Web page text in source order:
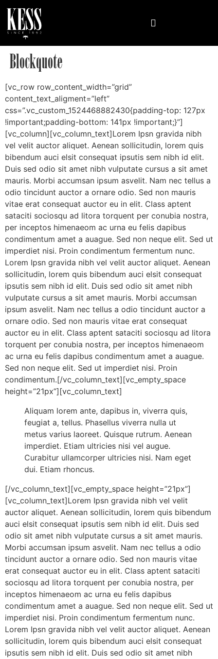
Blockquote
[vc_row row_content_width=”grid”
content_text_aligment=”left”
css=”.vc_custom_1524468882430{padding-top: 127px
!important;padding-bottom: 141px !important;}”]
[vc_column][vc_column_text]Lorem Ipsn gravida nibh
vel velit auctor aliquet. Aenean sollicitudin, lorem quis
bibendum auci elsit consequat ipsutis sem nibh id elit.
Duis sed odio sit amet nibh vulputate cursus a sit amet
mauris. Morbi accumsan ipsum asvelit. Nam nec tellus a
odio tincidunt auctor a ornare odio. Sed non mauris
vitae erat consequat auctor eu in elit. Class aptent
sataciti sociosqu ad litora torquent per conubia nostra,
per inceptos himenaeom ac urna eu felis dapibus
condimentum amet a auague. Sed non neque elit. Sed ut
imperdiet nisi. Proin condimentum fermentum nunc.
Lorem Ipsn gravida nibh vel velit auctor aliquet. Aenean
sollicitudin, lorem quis bibendum auci elsit consequat
ipsutis sem nibh id elit. Duis sed odio sit amet nibh
vulputate cursus a sit amet mauris. Morbi accumsan
ipsum asvelit. Nam nec tellus a odio tincidunt auctor a
ornare odio. Sed non mauris vitae erat consequat
auctor eu in elit. Class aptent sataciti sociosqu ad litora
torquent per conubia nostra, per inceptos himenaeom
ac urna eu felis dapibus condimentum amet a auague.
Sed non neque elit. Sed ut imperdiet nisi. Proin
condimentum.[/vc_column_text][vc_empty_space
height=”21px”][vc_column_text]
Aliquam lorem ante, dapibus in, viverra quis,
feugiat a, tellus. Phasellus viverra nulla ut
metus varius laoreet. Quisque rutrum. Aenean
imperdiet. Etiam ultricies nisi vel augue.
Curabitur ullamcorper ultricies nisi. Nam eget
dui. Etiam rhoncus.
[/vc_column_text][vc_empty_space height=”21px”]
[vc_column_text]Lorem Ipsn gravida nibh vel velit
auctor aliquet. Aenean sollicitudin, lorem quis bibendum
auci elsit consequat ipsutis sem nibh id elit. Duis sed
odio sit amet nibh vulputate cursus a sit amet mauris.
Morbi accumsan ipsum asvelit. Nam nec tellus a odio
tincidunt auctor a ornare odio. Sed non mauris vitae
erat consequat auctor eu in elit. Class aptent sataciti
sociosqu ad litora torquent per conubia nostra, per
inceptos himenaeom ac urna eu felis dapibus
condimentum amet a auague. Sed non neque elit. Sed ut
imperdiet nisi. Proin condimentum fermentum nunc.
Lorem Ipsn gravida nibh vel velit auctor aliquet. Aenean
sollicitudin, lorem quis bibendum auci elsit consequat
ipsutis sem nibh id elit. Duis sed odio sit amet nibh